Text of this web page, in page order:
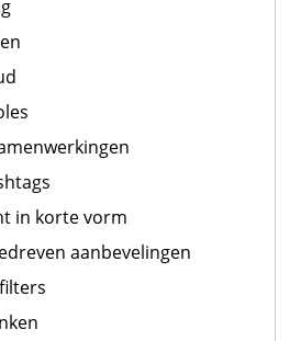
in korte vorm
aanbevelingen